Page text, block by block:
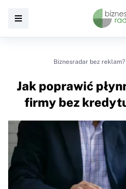
Biznesradar bez reklam?
Jak poprawić
firmy bez